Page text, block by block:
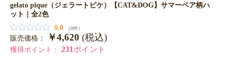
gelato pique（ジェラートピケ）【CAT&DOG】サマーベア柄ハ
ット｜全2色
0.0
（0件）
販売価格： ￥4,620 (税込)
獲得ポイント： 231ポイント